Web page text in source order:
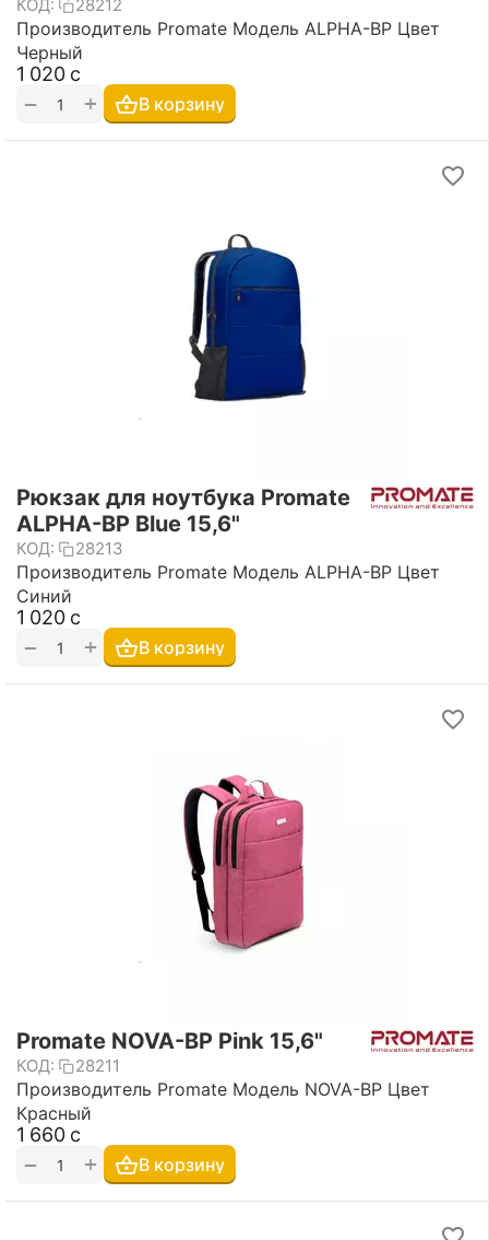
КОД: 28212
Производитель Promate Модель ALPHA-BP Цвет
Черный
1 020 с
+
− В корзину
Рюкзак для ноутбука Promate
ALPHA-BP Blue 15,6"
КОД: 28213
Производитель Promate Модель ALPHA-BP Цвет
Синий
1 020 с
+
− В корзину
Promate NOVA-BP Pink 15,6"
КОД: 28211
Производитель Promate Модель NOVA-BP Цвет
Красный
1 660 с
+
− В корзину